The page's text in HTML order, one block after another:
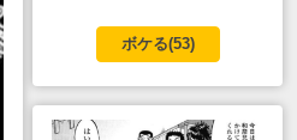
ボケる(53)